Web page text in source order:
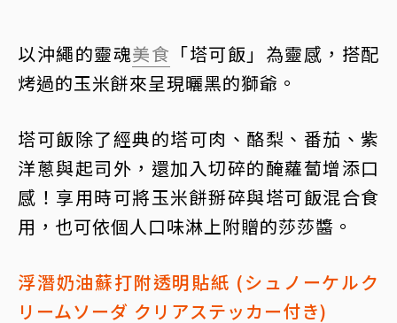
以沖繩的靈魂美食 「塔可飯」為靈感，搭配
烤過的玉米餅來呈現曬黑的獅爺。
塔可飯除了經典的塔可肉、酪梨、番茄、紫
洋蔥與起司外，還加入切碎的醃蘿蔔增添口
感！享用時可將玉米餅掰碎與塔可飯混合食
用，也可依個人口味淋上附贈的莎莎醬。
浮潛奶油蘇打附透明貼紙 (シュノーケルク
リームソーダ クリアステッカー付き)